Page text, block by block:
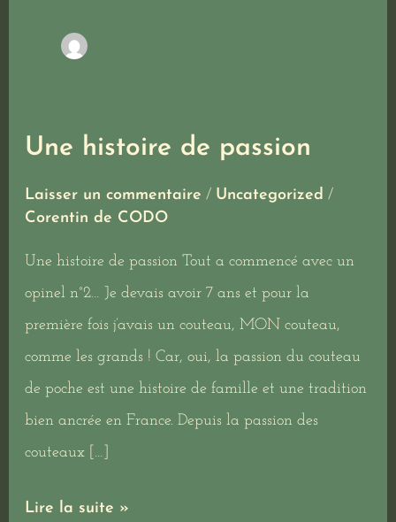
Une histoire de passion
Laisser un commentaire / Uncategorized /
Corentin de CODO
Une histoire de passion Tout a commencé avec un
opinel n°2… Je devais avoir 7 ans et pour la
première fois j’avais un couteau, MON couteau,
comme les grands ! Car, oui, la passion du couteau
de poche est une histoire de famille et une tradition
bien ancrée en France. Depuis la passion des
couteaux […]
Une
de
Lire la suite »